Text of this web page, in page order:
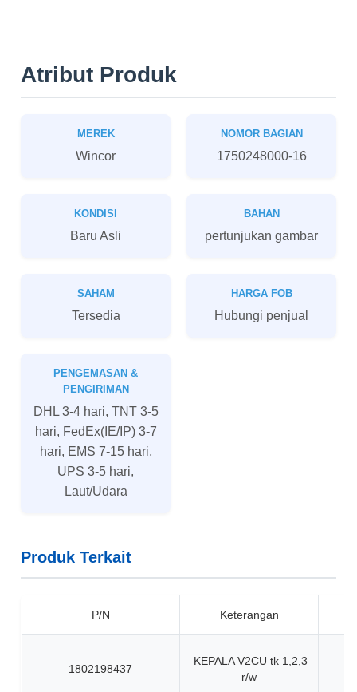
Atribut Produk
MEREK
Wincor
NOMOR BAGIAN
1750248000-16
KONDISI
Baru Asli
BAHAN
pertunjukan gambar
SAHAM
Tersedia
HARGA FOB
Hubungi penjual
PENGEMASAN &
PENGIRIMAN
DHL 3-4 hari, TNT 3-5
hari, FedEx(IE/IP) 3-7
hari, EMS 7-15 hari,
UPS 3-5 hari,
Laut/Udara
Produk Terkait
P/N Keterangan
1802198437
KEPALA V2CU tk 1,2,3
r/w